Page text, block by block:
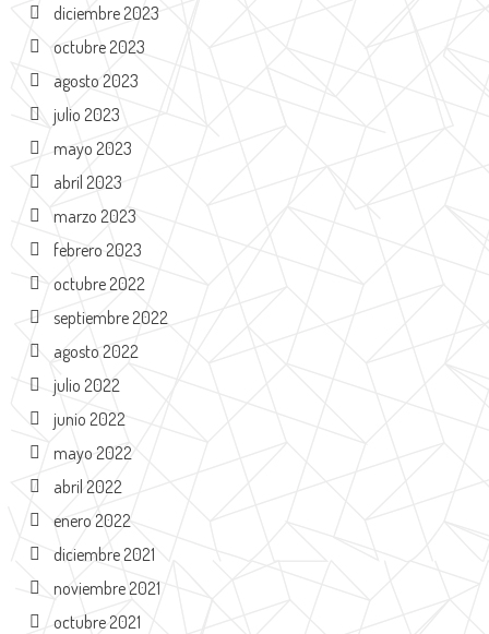
diciembre 2023
octubre 2023
agosto 2023
julio 2023
mayo 2023
abril 2023
marzo 2023
febrero 2023
octubre 2022
septiembre 2022
agosto 2022
julio 2022
junio 2022
mayo 2022
abril 2022
enero 2022
diciembre 2021
noviembre 2021
octubre 2021